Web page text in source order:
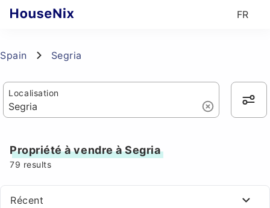
FR
Spain Segria
Localisation
Propriété à vendre à Segria
79 results
Récent